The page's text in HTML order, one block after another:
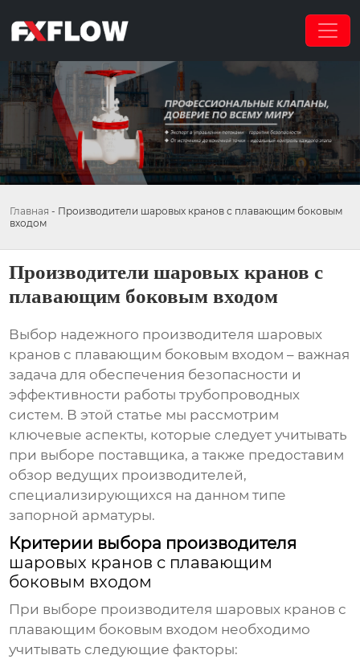
Главная - Производители шаровых кранов с плавающим боковым
входом
Производители шаровых кранов с
плавающим боковым входом
Выбор надежного производителя шаровых
кранов с плавающим боковым входом – важная
задача для обеспечения безопасности и
эффективности работы трубопроводных
систем. В этой статье мы рассмотрим
ключевые аспекты, которые следует учитывать
при выборе поставщика, а также предоставим
обзор ведущих производителей,
специализирующихся на данном типе
запорной арматуры.
Критерии выбора производителя
шаровых кранов с плавающим
боковым входом
При выборе производителя шаровых кранов с
плавающим боковым входом необходимо
учитывать следующие факторы: